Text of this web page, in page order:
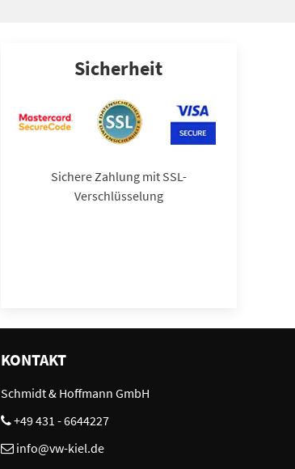
Sicherheit
Sichere Zahlung mit SSL-
Verschlüsselung
KONTAKT
Schmidt & Hoffmann GmbH
+49 431 - 6644227
info@vw-kiel.de